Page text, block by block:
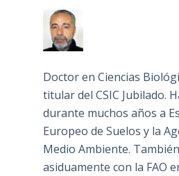
Doctor en Ciencias
titular del CSIC Jubilado.
durante muchos años a
Europeo de Suelos y la
Medio Ambiente.
asiduamente con la FAO